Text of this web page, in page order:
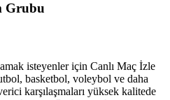
Grubu
isteyenler için Canlı Maç İzle
basketbol, voleybol ve daha
karşılaşmaları yüksek kalitede